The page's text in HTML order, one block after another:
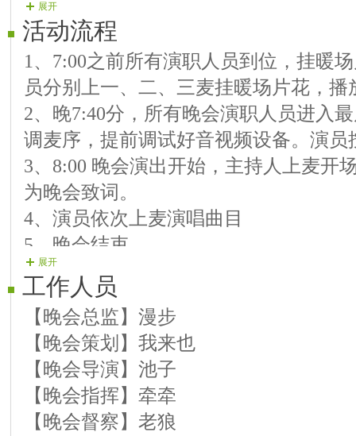
下篇：辞旧迎新创佳绩
【07号演员】燕妮 电吹管《云中月圆
【08号演员】蓝天 歌曲《有你陪我》
【09号演员】格桑花 歌曲《伞下有你
【10号演员】大猫 歌曲《原乡人》《
【11号演员】雅瑩 歌曲《如水年华》
【12号演员】情圣 歌曲《风雨无阻》
【结束舞】玉米 舞蹈《今夜无眠》
展开
活动流程
1、7:00之前所有演职人员到位，挂暖
员分别上一、二、三麦挂暖场片花，播
2、晚7:40分，所有晚会演职人员进入
调麦序，提前调试好音视频设备。演员
3、8:00 晚会演出开始，主持人上麦开
为晚会致词。
4、演员依次上麦演唱曲目
5、晚会结束
展开
工作人员
【晚会总监】漫步
【晚会策划】我来也
【晚会导演】池子
【晚会指挥】牵牵
【晚会督察】老狼